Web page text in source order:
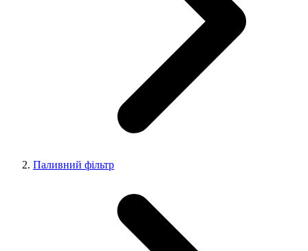
Паливний фільтр